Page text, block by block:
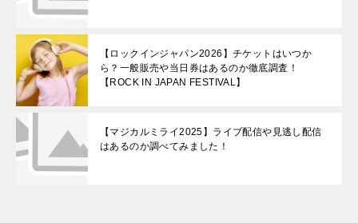
【ロックインジャパン2026】チケットはいつか
ら？一般販売や当日券はあるのか徹底調査！
【ROCK IN JAPAN FESTIVAL】
【マジカルミライ2025】ライブ配信や見逃し配信
はあるのか調べてみました！